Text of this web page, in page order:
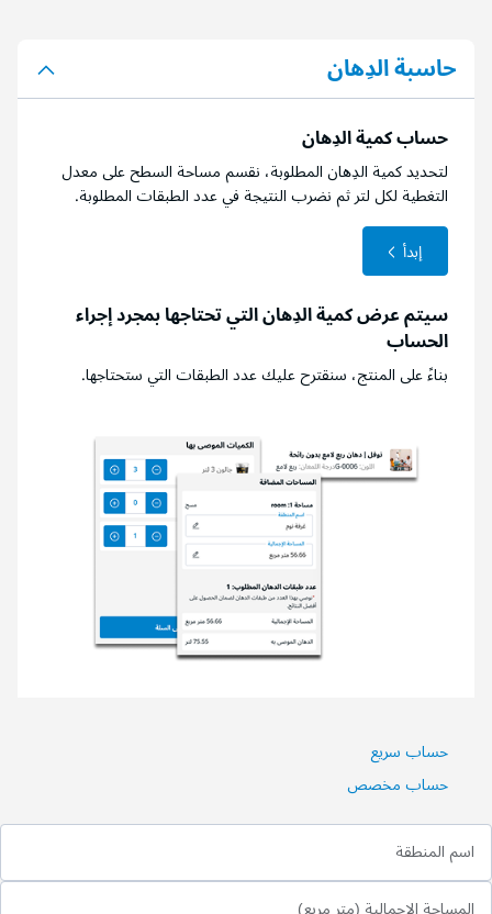
حاسبة الدِهان
حساب كمية الدِهان
لتحديد كمية الدِهان المطلوبة، نقسم مساحة السطح على معدل
التغطية لكل لتر ثم نضرب النتيجة في عدد الطبقات المطلوبة.
إبدأ
سيتم عرض كمية الدِهان التي تحتاجها بمجرد إجراء
الحساب
بناءً على المنتج، سنقترح عليك عدد الطبقات التي ستحتاجها.
حساب سريع
حساب مخصص
اسم المنطقة